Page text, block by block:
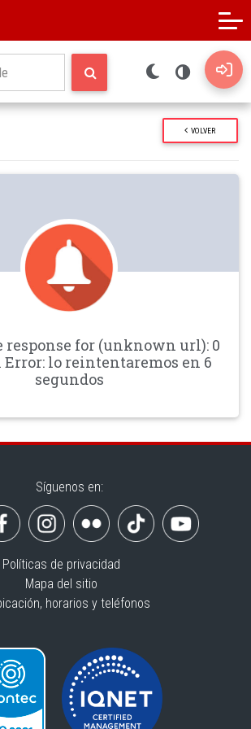
VOLVER
for (unknown url): 0
lo reintentaremos en 6
segundos
Síguenos en:
Políticas de privacidad
Mapa del sitio
horarios y teléfonos